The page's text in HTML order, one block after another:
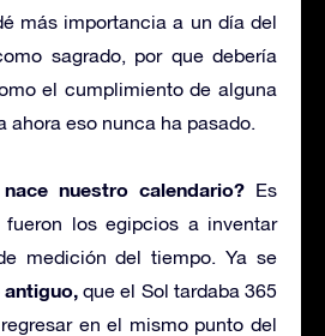
más importancia a un día del
sagrado, por que debería
el cumplimiento de alguna
ahora eso nunca ha pasado.
nuestro calendario?Es
fueron los egipcios a inventar
medición del tiempo. Ya se
antiguo,que el Sol tardaba 365
en el mismo punto del